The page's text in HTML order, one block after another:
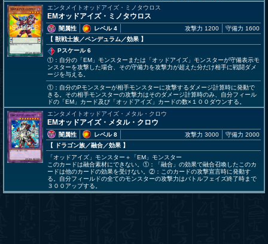
エンタメイトオッドアイズ・ミノタウロス
EMオッドアイズ・ミノタウロス
闇属性
レベル 4
【 獣戦士族／ペンデュラム／効果 】
攻撃力 1200 守備力 1600
Pスケール 6
①：自分の「EM」モンスターまたは「オッドアイズ」モンスターが守備表示モ
ンスターを攻撃した場合、その守備力を攻撃力が超えた分だけ相手に戦闘ダメ
ージを与える。
①：自分のPモンスターが相手モンスターに攻撃するダメージ計算時に発動で
きる。その相手モンスターの攻撃力はそのダメージ計算時のみ、自分フィール
ドの「EM」カード及び「オッドアイズ」カードの数×１００ダウンする。
エンタメイトオッドアイズ・メタル・クロウ
EMオッドアイズ・メタル・クロウ
闇属性
レベル 8
【 ドラゴン族／融合／効果 】
攻撃力 3000 守備力 2000
「オッドアイズ」モンスター＋「EM」モンスター
このカードは融合素材にできない。①：「融合」の効果で融合召喚したこのカ
ードは他のカードの効果を受けない。②：このカードの攻撃宣言時に発動す
る。自分フィールドの全てのモンスターの攻撃力はバトルフェイズ終了時まで
３００アップする。